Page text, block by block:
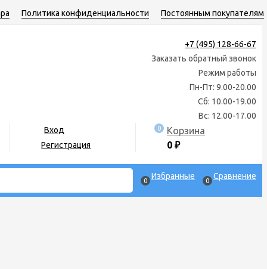
Политика конфиденциальности Постоянным покупателям
+7 (495) 128-66-67
Заказать обратный звонок
Режим работы
Пн-Пт: 9.00-20.00
Сб: 10.00-19.00
Вс: 12.00-17.00
Вход
Регистрация
0
Корзина
0 ₽
0 Избранные 0 Сравнение